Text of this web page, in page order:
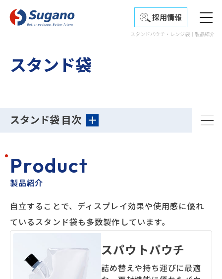
採用情報
スタンドパウチ・レンジ袋｜製品紹介
スタンド袋
スタンド袋 目次
製品紹介
Product
自立することで、ディスプレイ効果や使用感に優れ
ているスタンド袋も多数製作しています。
スパウトパウチ
詰め替えや持ち運びに最適